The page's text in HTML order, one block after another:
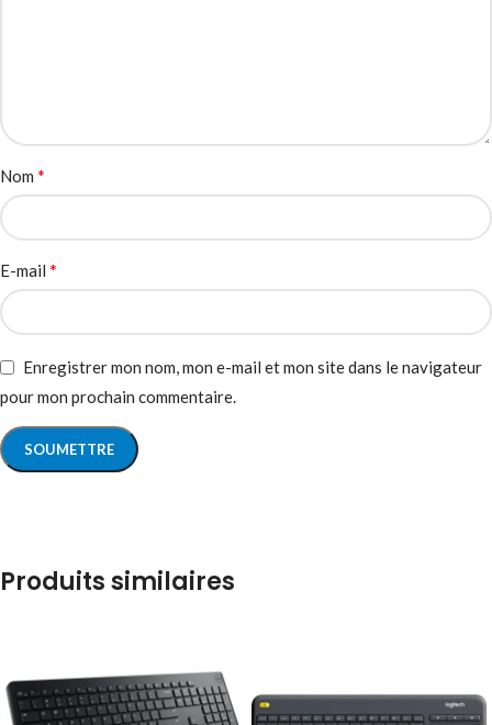
Nom *
E-mail *
Enregistrer mon nom, mon e-mail et mon site dans le navigateur
pour mon prochain commentaire.
Produits similaires